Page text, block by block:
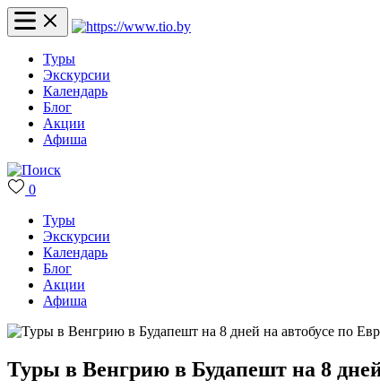
Туры
Экскурсии
Календарь
Блог
Акции
Афиша
0
Туры
Экскурсии
Календарь
Блог
Акции
Афиша
Туры в Венгрию в Будапешт на 8